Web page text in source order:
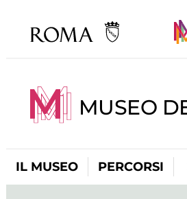
MUSEO
IL MUSEO PERCORSI